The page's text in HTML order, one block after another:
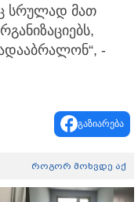
სრულად მათ
-
გაზიარება
როგორ მოხვდე აქ